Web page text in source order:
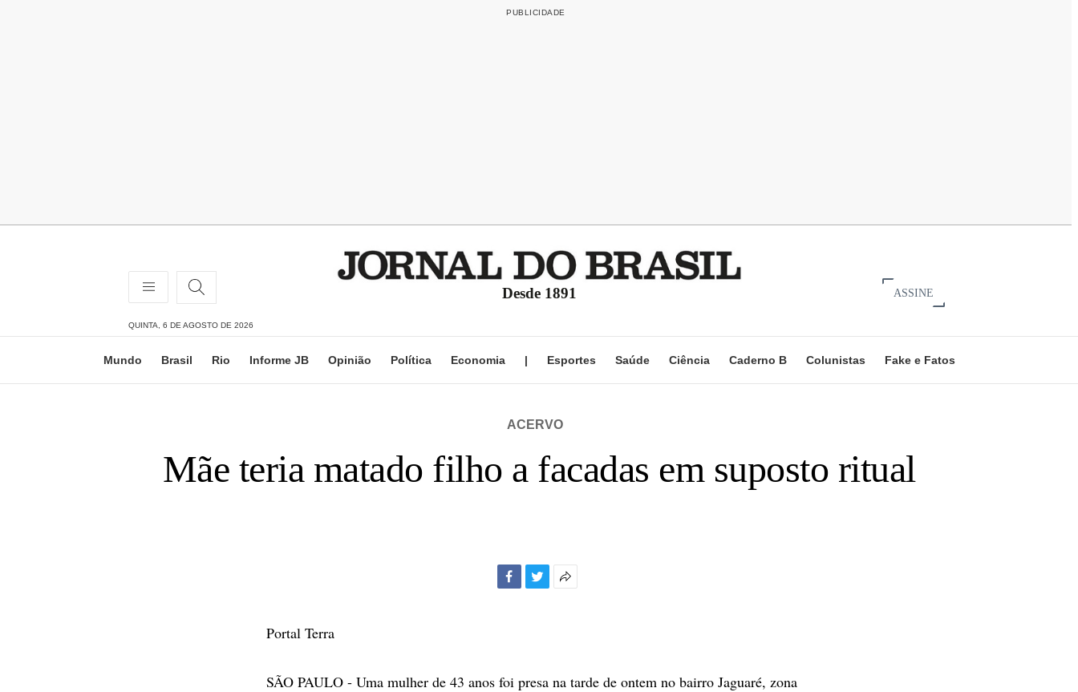
Desde 1891 ASSINE
QUINTA, 6 DE AGOSTO DE 2026
Mundo Brasil Rio Informe JB Opinião Política Economia | Esportes Saúde Ciência Caderno B Colunistas Fake e Fatos
ACERVO
Mãe teria matado filho a facadas em suposto ritual
Portal Terra
SÃO PAULO - Uma mulher de 43 anos foi presa na tarde de ontem no bairro Jaguaré, zona